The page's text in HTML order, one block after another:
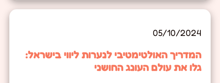
05/10/2024
המדריך האולטימטיבי לנערות ליווי בישראל:
גלו את עולם העונג החושני